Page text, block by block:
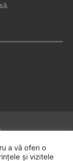
a vă oferi o
și vizitele